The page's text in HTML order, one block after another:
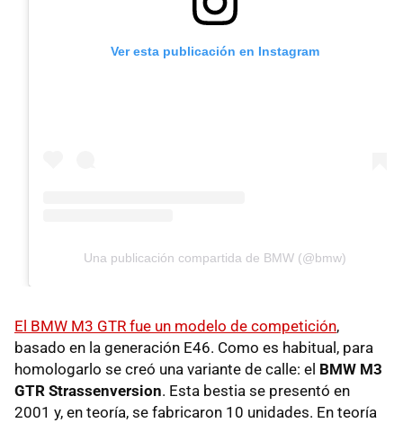
Ver esta publicación en Instagram
Una publicación compartida de BMW (@bmw)
El BMW M3 GTR fue un modelo de competición,
basado en la generación E46. Como es habitual, para
homologarlo se creó una variante de calle: el BMW M3
GTR Strassenversion. Esta bestia se presentó en
2001 y, en teoría, se fabricaron 10 unidades. En teoría